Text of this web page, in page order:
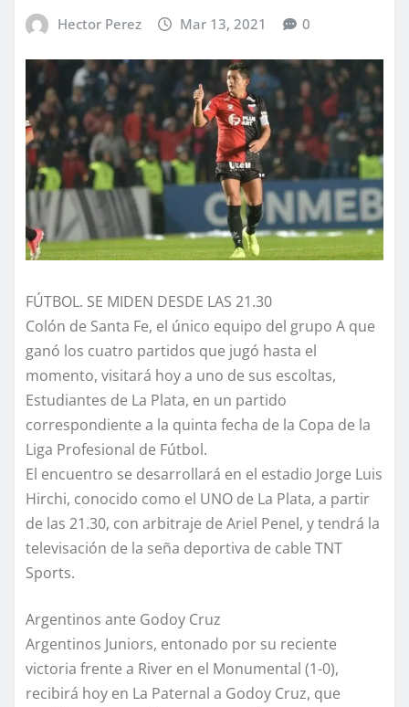
Hector Perez Mar 13, 2021 0
FÚTBOL. SE MIDEN DESDE LAS 21.30
Colón de Santa Fe, el único equipo del grupo A que
ganó los cuatro partidos que jugó hasta el
momento, visitará hoy a uno de sus escoltas,
Estudiantes de La Plata, en un partido
correspondiente a la quinta fecha de la Copa de la
Liga Profesional de Fútbol.
El encuentro se desarrollará en el estadio Jorge Luis
Hirchi, conocido como el UNO de La Plata, a partir
de las 21.30, con arbitraje de Ariel Penel, y tendrá la
televisación de la seña deportiva de cable TNT
Sports.
Argentinos ante Godoy Cruz
Argentinos Juniors, entonado por su reciente
victoria frente a River en el Monumental (1-0),
recibirá hoy en La Paternal a Godoy Cruz, que